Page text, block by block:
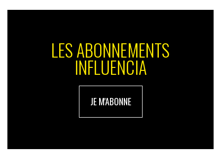
LES ABONNEMENTS
INFLUENCIA
JE M'ABONNE